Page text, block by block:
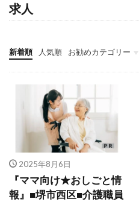
求人
新着順 人気順 お勧めカテゴリー
新店/閉店/RN
2025年8月6日
『ママ向け★おしごと情
報』■堺市西区■介護職員